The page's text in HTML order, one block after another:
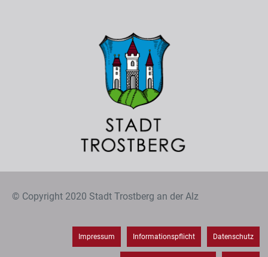
© Copyright 2020 Stadt Trostberg an der Alz
Impressum Informationspflicht Datenschutz